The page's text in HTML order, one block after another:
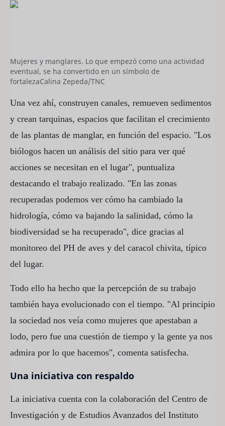
Mujeres y manglares. Lo que empezó como una actividad
eventual, se ha convertido en un símbolo de
fortalezaCalina Zepeda/TNC
Una vez ahí, construyen canales, remueven sedimentos
y crean tarquinas, espacios que facilitan el crecimiento
de las plantas de manglar, en función del espacio. "Los
biólogos hacen un análisis del sitio para ver qué
acciones se necesitan en el lugar", puntualiza
destacando el trabajo realizado. "En las zonas
recuperadas podemos ver cómo ha cambiado la
hidrología, cómo va bajando la salinidad, cómo la
biodiversidad se ha recuperado", dice gracias al
monitoreo del PH de aves y del caracol chivita, típico
del lugar.
Todo ello ha hecho que la percepción de su trabajo
también haya evolucionado con el tiempo. "Al principio
la sociedad nos veía como mujeres que apestaban a
lodo, pero fue una cuestión de tiempo y la gente ya nos
admira por lo que hacemos", comenta satisfecha.
Una iniciativa con respaldo
La iniciativa cuenta con la colaboración del Centro de
Investigación y de Estudios Avanzados del Instituto